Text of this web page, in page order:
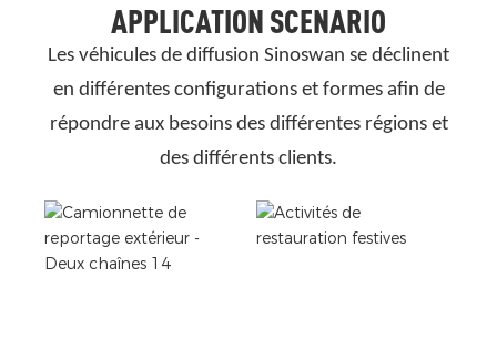
APPLICATION SCENARIO
Les véhicules de diffusion Sinoswan se déclinent
en différentes configurations et formes afin de
répondre aux besoins des différentes régions et
des différents clients.